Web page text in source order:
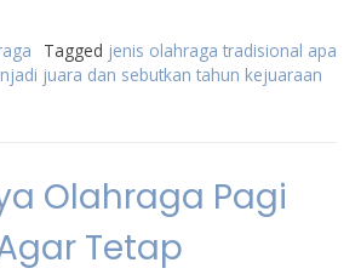
Tagged jenis olahraga tradisional apa
juara dan sebutkan tahun kejuaraan
Olahraga Pagi
Tetap